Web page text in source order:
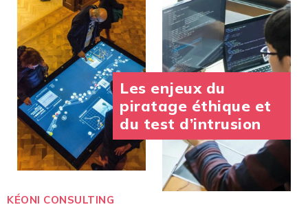
Les enjeux du
piratage éthique et
du test d’intrusion
KÉONI CONSULTING